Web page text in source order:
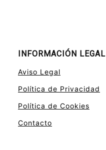
INFORMACIÓN LEGAL
Aviso Legal
Política de Privacidad
Política de Cookies
Contacto